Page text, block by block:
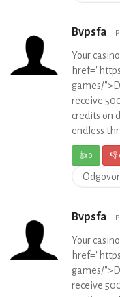
Bvpsfa
Your
games/
receive
credits on
endless
👍0 👎
Bvpsfa
Your
games/
receive